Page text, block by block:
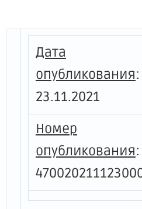
Дата
опубликования:
23.11.2021
Номер
опубликования: